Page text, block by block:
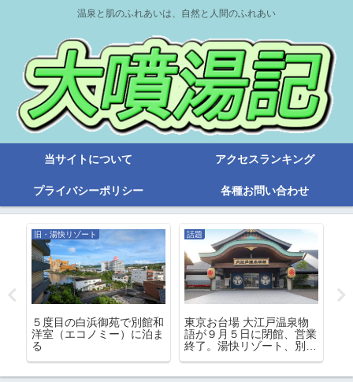
温泉と肌のふれあいは、自然と人間のふれあい
当サイトについて アクセスランキング
プライバシーポリシー 各種お問い合わせ
旧・湯快リゾート
５度目の白浜御苑で別館和
洋室（エコノミー）に泊ま
る
話題
東京お台場 大江戸温泉物
語が９月５日に閉館、営業
終了。湯快リゾート、別府